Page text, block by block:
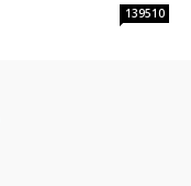
139510